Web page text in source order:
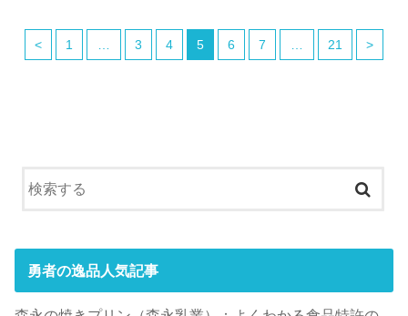
< 1 3 4 5 6 7 21 >
勇者の逸品人気記事